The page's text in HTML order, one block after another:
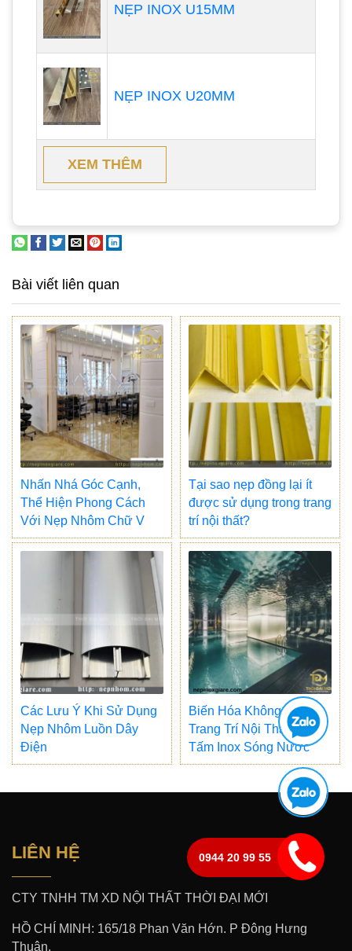
NẸP INOX U15MM
NẸP INOX U20MM
XEM THÊM
Bài viết liên quan
Nhấn Nhá Góc Cạnh,
Thể Hiện Phong Cách
Với Nẹp Nhôm Chữ V
Tại sao nẹp đồng lại ít
được sử dụng trong trang
trí nội thất?
Các Lưu Ý Khi Sử Dụng
Nẹp Nhôm Luồn Dây
Điện
Biến Hóa Không Gian
Trang Trí Nội Thất Cùng
Tấm Inox Sóng Nước
LIÊN HỆ
CTY TNHH TM XD NỘI THẤT THỜI ĐẠI MỚI
HỒ CHÍ MINH: 165/18 Phan Văn Hớn. P Đông Hưng
Thuận.
0944 20 99 55